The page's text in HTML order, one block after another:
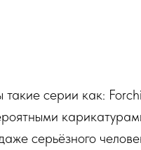
такие серии как:
серьёзного